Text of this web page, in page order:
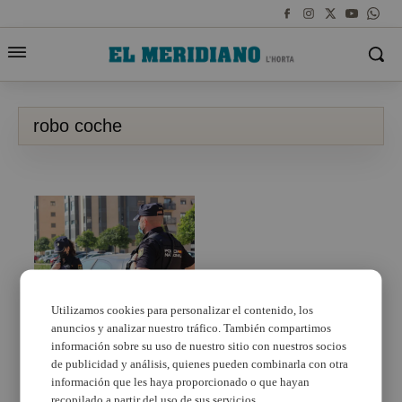
robo coche
La Policía Nacional
detiene en Orriols a
tres jóvenes en el
marco de un
dispositivo de
Utilizamos cookies para personalizar el contenido, los
anuncios y analizar nuestro tráfico. También compartimos
información sobre su uso de nuestro sitio con nuestros socios
de publicidad y análisis, quienes pueden combinarla con otra
información que les haya proporcionado o que hayan
recopilado a partir del uso de sus servicios.